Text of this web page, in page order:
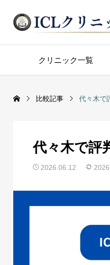
クリニック一覧
比較記事 代々木で
代々木で評
2026.06.12